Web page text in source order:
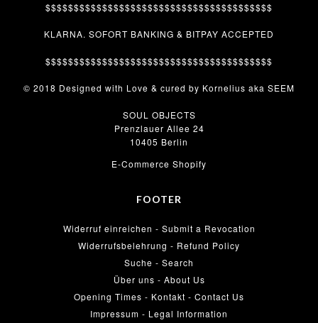
$$$$$$$$$$$$$$$$$$$$$$$$$$$$$$$$$$$$$$$$
KLARNA. SOFORT BANKING & BITPAY ACCEPTED
$$$$$$$$$$$$$$$$$$$$$$$$$$$$$$$$$$$$$$$$
© 2018 Designed with Love & cured by Kornelius aka SEEM
SOUL OBJECTS
Prenzlauer Allee 24
10405 Berlin
E-Commerce Shopify
FOOTER
Widerruf einreichen - Submit a Revocation
Widerrufsbelehrung - Refund Policy
Suche - Search
Über uns - About Us
Opening Times - Kontakt - Contact Us
Impressum - Legal Information